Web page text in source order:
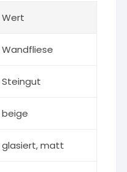
Wert
Wandfliese
Steingut
beige
glasiert, matt